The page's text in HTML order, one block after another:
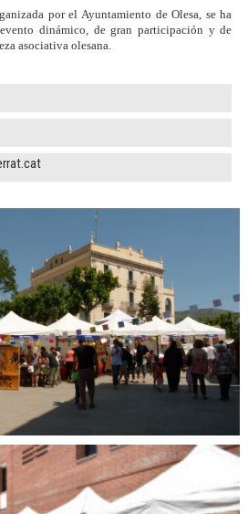
por el Ayuntamiento de Olesa, se ha
dinámico, de gran participación y de
asociativa olesana.